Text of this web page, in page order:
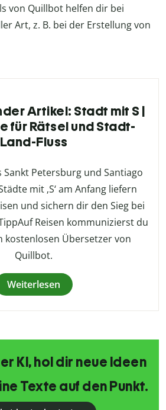
von Quillbot helfen dir bei
Art, z. B. bei der Erstellung von
Artikel: Stadt mit S |
für Rätsel und Stadt-
Land-Fluss
Sankt Petersburg und Santiago
mit ‚S‘ am Anfang liefern
und sichern dir den Sieg bei
Reisen kommunizierst du
kostenlosen Übersetzer von
Quillbot.
Weiterlesen
KI, hol dir neue Ideen
Texte auf den Punkt.